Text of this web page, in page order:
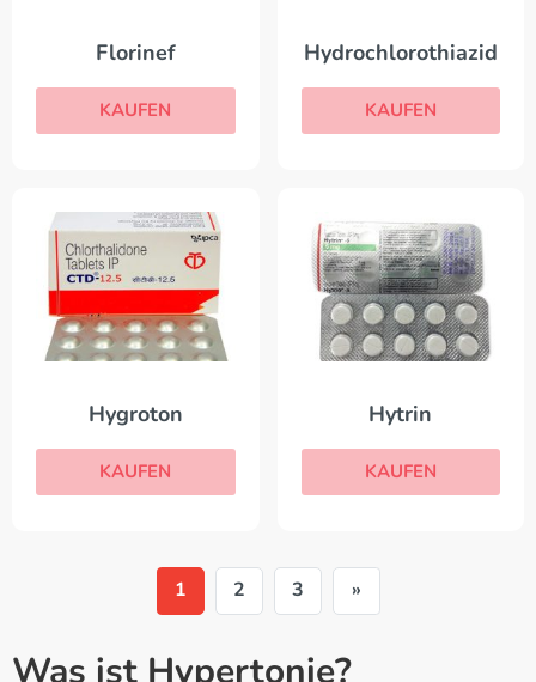
Florinef
KAUFEN
Hydrochlorothiazid
KAUFEN
Hygroton
KAUFEN
Hytrin
KAUFEN
1 2 3 »
Was ist Hypertonie?